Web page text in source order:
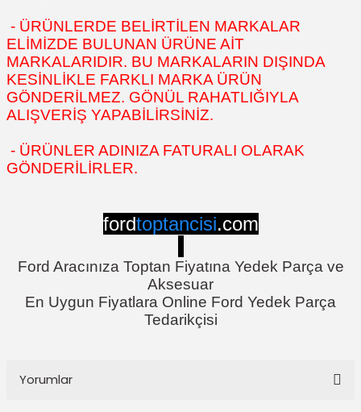
- ÜRÜNLERDE BELİRTİLEN MARKALAR
ELİMİZDE BULUNAN ÜRÜNE AİT
MARKALARIDIR. BU MARKALARIN DIŞINDA
KESİNLİKLE FARKLI MARKA ÜRÜN
GÖNDERİLMEZ. GÖNÜL RAHATLIĞIYLA
ALIŞVERİŞ YAPABİLİRSİNİZ.
- ÜRÜNLER ADINIZA FATURALI OLARAK
GÖNDERİLİRLER.
fordtoptancisi.com
Ford Aracınıza Toptan Fiyatına Yedek Parça ve
Aksesuar
En Uygun Fiyatlara Online Ford Yedek Parça
Tedarikçisi
Yorumlar